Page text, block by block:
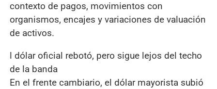
contexto de pagos, movimientos con
organismos, encajes y variaciones de valuación
de activos.
l dólar oficial rebotó, pero sigue lejos del techo
de la banda
En el frente cambiario, el dólar mayorista subió